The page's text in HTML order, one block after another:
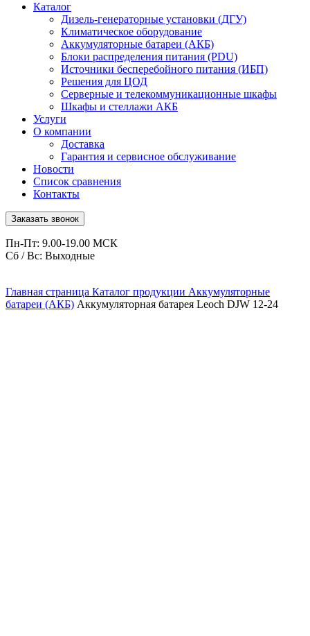
Каталог
Дизель-генераторные установки (ДГУ)
Климатическое оборудование
Аккумуляторные батареи (АКБ)
Блоки распределения питания (PDU)
Источники бесперебойного питания (ИБП)
Решения для ЦОД
Серверные и телекоммуникационные шкафы
Шкафы и стеллажи АКБ
Услуги
О компании
Доставка
Гарантия и сервисное обслуживание
Новости
Список сравнения
Контакты
Заказать звонок
Пн-Пт: 9.00-19.00 МСК
Сб / Вс: Выходные
Главная страница Каталог продукции Аккумуляторные
батареи (АКБ) Аккумуляторная батарея Leoch DJW 12-24